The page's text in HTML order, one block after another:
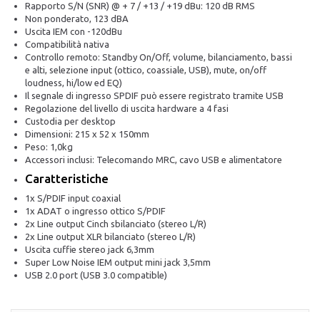
Rapporto S/N (SNR) @ + 7 / +13 / +19 dBu: 120 dB RMS
Non ponderato, 123 dBA
Uscita IEM con -120dBu
Compatibilità nativa
Controllo remoto: Standby On/Off, volume, bilanciamento, bassi
e alti, selezione input (ottico, coassiale, USB), mute, on/off
loudness, hi/low ed EQ)
Il segnale di ingresso SPDIF può essere registrato tramite USB
Regolazione del livello di uscita hardware a 4 fasi
Custodia per desktop
Dimensioni: 215 x 52 x 150mm
Peso: 1,0kg
Accessori inclusi: Telecomando MRC, cavo USB e alimentatore
Caratteristiche
1x S/PDIF input coaxial
1x ADAT o ingresso ottico S/PDIF
2x Line output Cinch sbilanciato (stereo L/R)
2x Line output XLR bilanciato (stereo L/R)
Uscita cuffie stereo jack 6,3mm
Super Low Noise IEM output mini jack 3,5mm
USB 2.0 port (USB 3.0 compatible)